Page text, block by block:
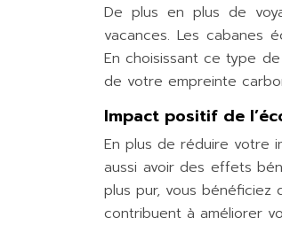
De plus en plus de
vacances. Les cabanes
En choisissant ce type
de votre empreinte
Impact positif de
En plus de réduire votre
aussi avoir des effets
plus pur, vous bénéficiez
contribuent à améliorer